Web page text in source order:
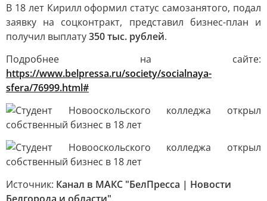
В 18 лет Кирилл оформил статус самозанятого, подал
заявку на соцконтракт, представил бизнес-план и
получил выплату350 тыс. рублей.
Подробнее на сайте:
https://www.belpressa.ru/society/socialnaya-
sfera/76999.html#
Источник: Канал в МАКС "БелПресса | Новости